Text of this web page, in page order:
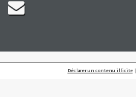
Déclarer un contenu illicite|